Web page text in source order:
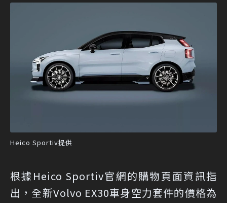
Heico Sportiv提供
根據Heico Sportiv官網的購物頁面資訊指
出，全新Volvo EX30車身空力套件的價格為